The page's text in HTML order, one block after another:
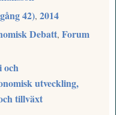
42),2014
Debatt,Forum
och
utveckling,
tillväxt